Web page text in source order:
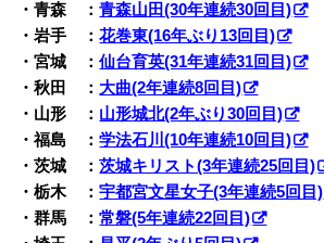
・青森 ：青森山田(30年連続30回目)
・岩手 ：花巻東(16年ぶり13回目)
・宮城 ：仙台育英(31年連続31回目)
・秋田 ： 大曲(2年連続8回目)
・山形 ： 山形城北(2年ぶり30回目)
・福島 ：学法石川(10年連続10回目)
・茨城 ：茨城キリスト(3年連続25回目)
・栃木 ：宇都宮文星女子(3年連続5回目)
・群馬 ：常磐(5年連続22回目)